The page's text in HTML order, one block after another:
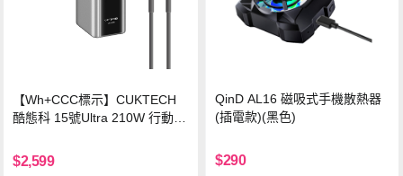
【Wh+CCC標示】CUKTECH
酷態科 15號Ultra 210W 行動電
$2,599
QinD AL16 磁吸式手機散熱器
(插電款)(黑色)
$290